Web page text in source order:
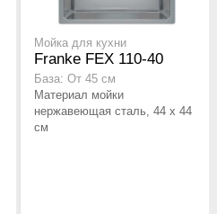
Мойка для кухни
Franke FEX 110-40
База: От 45 см
Материал мойки
нержавеющая сталь, 44 x 44
см